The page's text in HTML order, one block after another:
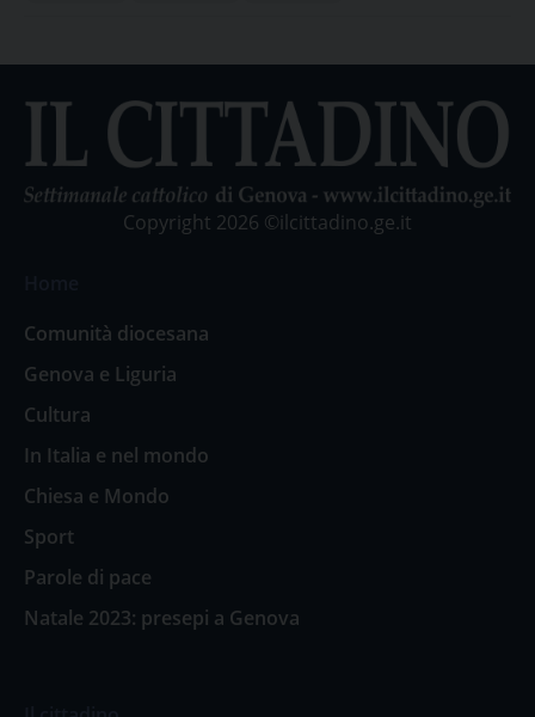
Copyright 2026 ©ilcittadino.ge.it
Comunità diocesana
Genova e Liguria
Cultura
In Italia e nel mondo
Chiesa e Mondo
Sport
Parole di pace
Natale 2023: presepi a Genova